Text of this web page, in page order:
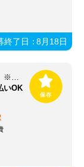
終了日：8月18日
株式会社ビッグワーク 採用センター【BW03】 ※立川エリア
いOK